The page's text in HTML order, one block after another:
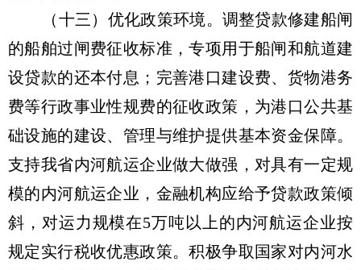
（十三）优化政策环境。调整贷款修建船闸
的船舶过闸费征收标准，专项用于船闸和航道建
设贷款的还本付息；完善港口建设费、货物港务
费等行政事业性规费的征收政策，为港口公共基
础设施的建设、管理与维护提供基本资金保障。
支持我省内河航运企业做大做强，对具有一定规
模的内河航运企业，金融机构应给予贷款政策倾
斜，对运力规模在5万吨以上的内河航运企业按
规定实行税收优惠政策。积极争取国家对内河水